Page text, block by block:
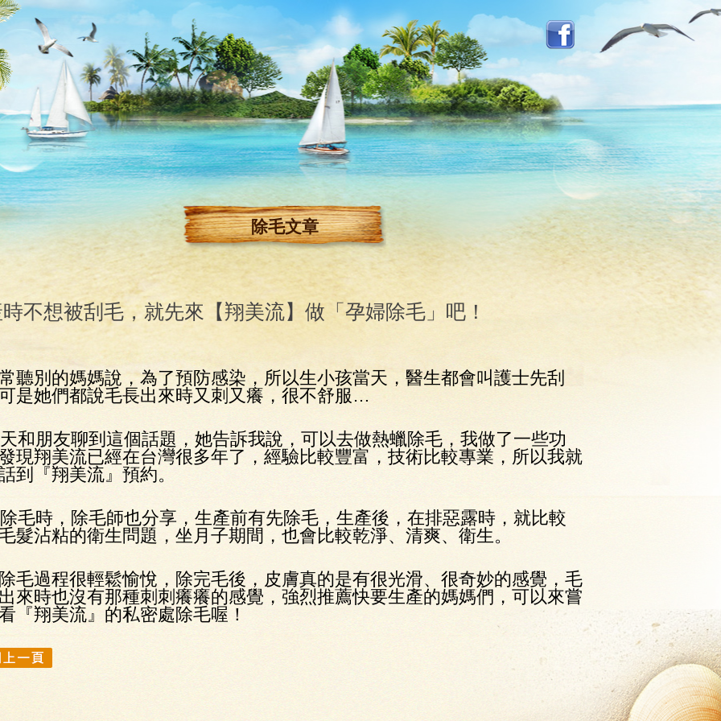
除毛文章
不想被刮毛，就先來【翔美流】做「孕婦除毛」吧！
的媽媽說，為了預防感染，所以生小孩當天，醫生都會叫護士先刮
是她們都說毛長出來時又刺又癢，很不舒服…
朋友聊到這個話題，她告訴我說，可以去做熱蠟除毛，我做了一些功
現翔美流已經在台灣很多年了，經驗比較豐富，技術比較專業，所以我就
到『翔美流』預約。
時，除毛師也分享，生產前有先除毛，生產後，在排惡露時，就比較
髮沾粘的衛生問題，坐月子期間，也會比較乾淨、清爽、衛生。
程很輕鬆愉悅，除完毛後，皮膚真的是有很光滑、很奇妙的感覺，毛
來時也沒有那種刺刺癢癢的感覺，強烈推薦快要生產的媽媽們，可以來嘗
『翔美流』的私密處除毛喔！